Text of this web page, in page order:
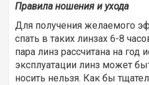
Правила ношения и ухода
Для получения желаемого
спать в таких линзах 6-8
пара линз рассчитана на год
эксплуатации линз может
носить нельзя. Как бы